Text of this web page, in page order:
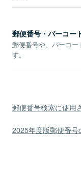
郵便番号・バーコー
郵便番号や、バーコー
す。
郵便番号検索に使用
2025年度版郵便番号